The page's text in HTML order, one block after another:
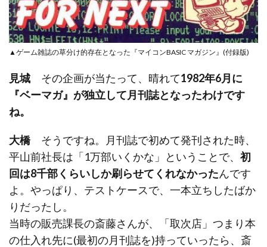
▲ゲーム雑誌の草分け的存在となった『マイコンBASIC マガジン』(付録版)
見城 その企画が当たって、晴れて1982年6月に
『ベーマガ』が独立して月刊誌となったわけです
ね。
大橋そうですね。月刊誌で初めて発刊された時、
平山前社長は「1万部いくかな」ということで、 初
回は8千部くらいしか刷らせてくれなかったんです
よ。やっぱり、テストケースで、一本立ちしたばか
りだったし。
当時の販売課長の斎藤さんが、「取次店」つまり本
の仕入れ先に(最初の月刊誌を)持っていったら、斎